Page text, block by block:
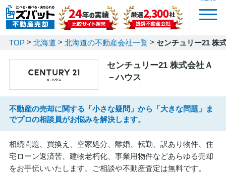
TOP 北海道 北海道の不動産会社一覧 センチュリー21 株
センチュリー21 株式会社Ａ
－ハウス
不動産の売却に関する「小さな疑問」から「大きな問題」ま
でプロの相談員がお悩みを解決します。
相続問題、買換え、空家処分、離婚、転勤、訳あり物件、住
宅ローン返済苦、建物老朽化、事業用物件などあらゆる売却
をお手伝いいたします。ご相談や不動産査定は無料です。